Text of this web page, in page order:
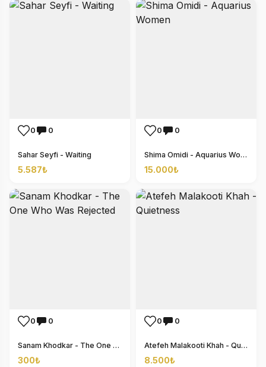
0 0
Sahar Seyfi - Waiting
5.587₺
0 0
Shima Omidi - Aquarius Women
15.000₺
0 0
Sanam Khodkar - The One Who Was Rejected
300₺
0 0
Atefeh Malakooti Khah - Quietness
8.500₺